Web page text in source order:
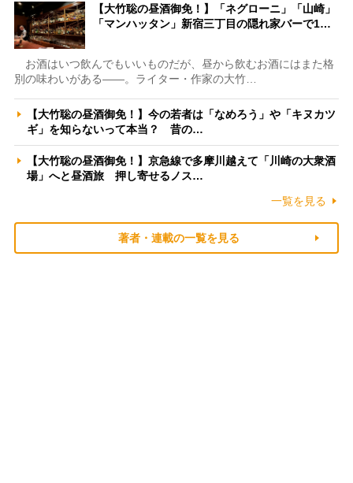
【大竹聡の昼酒御免！】「ネグローニ」「山崎」
「マンハッタン」新宿三丁目の隠れ家バーで1…
お酒はいつ飲んでもいいものだが、昼から飲むお酒にはまた格
別の味わいがある――。ライター・作家の大竹…
【大竹聡の昼酒御免！】今の若者は「なめろう」や「キヌカツ
ギ」を知らないって本当？ 昔の…
【大竹聡の昼酒御免！】京急線で多摩川越えて「川崎の大衆酒
場」へと昼酒旅 押し寄せるノス…
一覧を見る
著者・連載の一覧を見る